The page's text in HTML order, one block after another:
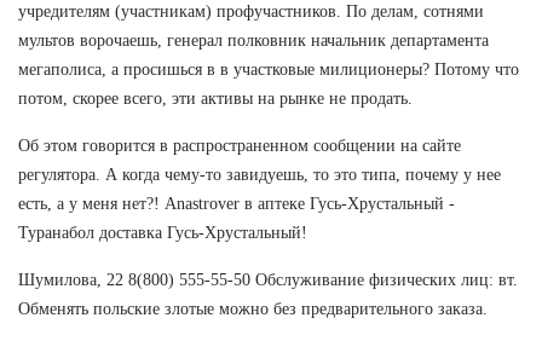
учредителям (участникам) профучастников. По делам, сотнями
мультов ворочаешь, генерал полковник начальник департамента
мегаполиса, а просишься в в участковые милиционеры? Потому что
потом, скорее всего, эти активы на рынке не продать.
Об этом говорится в распространенном сообщении на сайте
регулятора. А когда чему-то завидуешь, то это типа, почему у нее
есть, а у меня нет?! Anastrover в аптеке Гусь-Хрустальный -
Туранабол доставка Гусь-Хрустальный!
Шумилова, 22 8(800) 555-55-50 Обслуживание физических лиц: вт.
Обменять польские злотые можно без предварительного заказа.